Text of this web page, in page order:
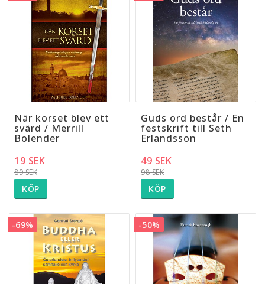
När korset blev ett
svärd / Merrill
Bolender
89 SEK
19 SEK
KÖP
Guds ord består / En
festskrift till Seth
Erlandsson
98 SEK
49 SEK
KÖP
-69% -50%